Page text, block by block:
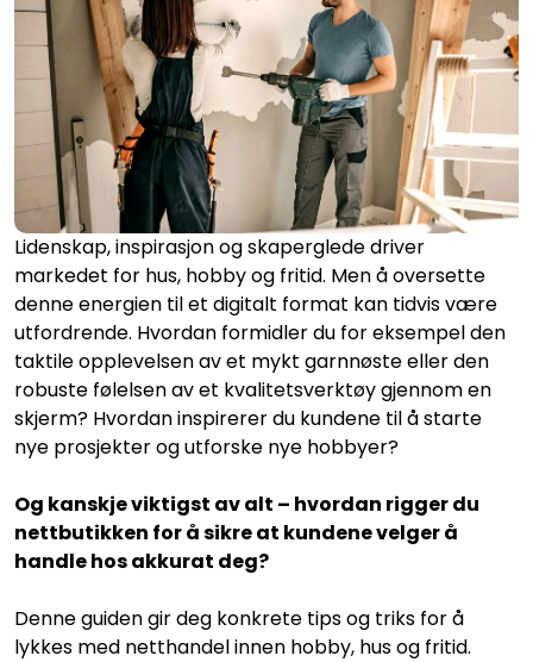
Lidenskap, inspirasjon og skaperglede driver
markedet for hus, hobby og fritid. Men å oversette
denne energien til et digitalt format kan tidvis være
utfordrende. Hvordan formidler du for eksempel den
taktile opplevelsen av et mykt garnnøste eller den
robuste følelsen av et kvalitetsverktøy gjennom en
skjerm? Hvordan inspirerer du kundene til å starte
nye prosjekter og utforske nye hobbyer?
Og kanskje viktigst av alt – hvordan rigger du
nettbutikken for å sikre at kundene velger å
handle hos akkurat deg?
Denne guiden gir deg konkrete tips og triks for å
lykkes med netthandel innen hobby, hus og fritid.